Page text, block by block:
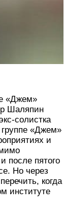
«Джем»
Шаляпин
солистка
«Джем»
и
после пятого
Но через
когда
институте